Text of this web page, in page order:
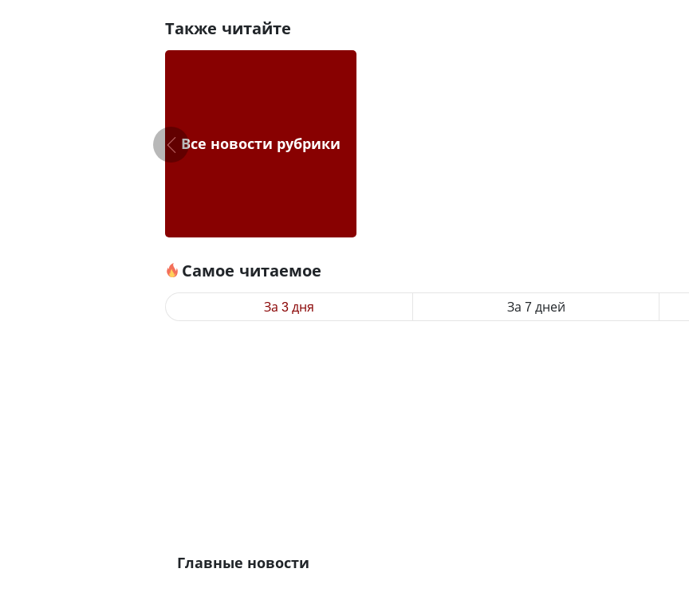
Также читайте
Все новости рубрики
Самое читаемое
За 3 дня За 7 дней
Главные новости